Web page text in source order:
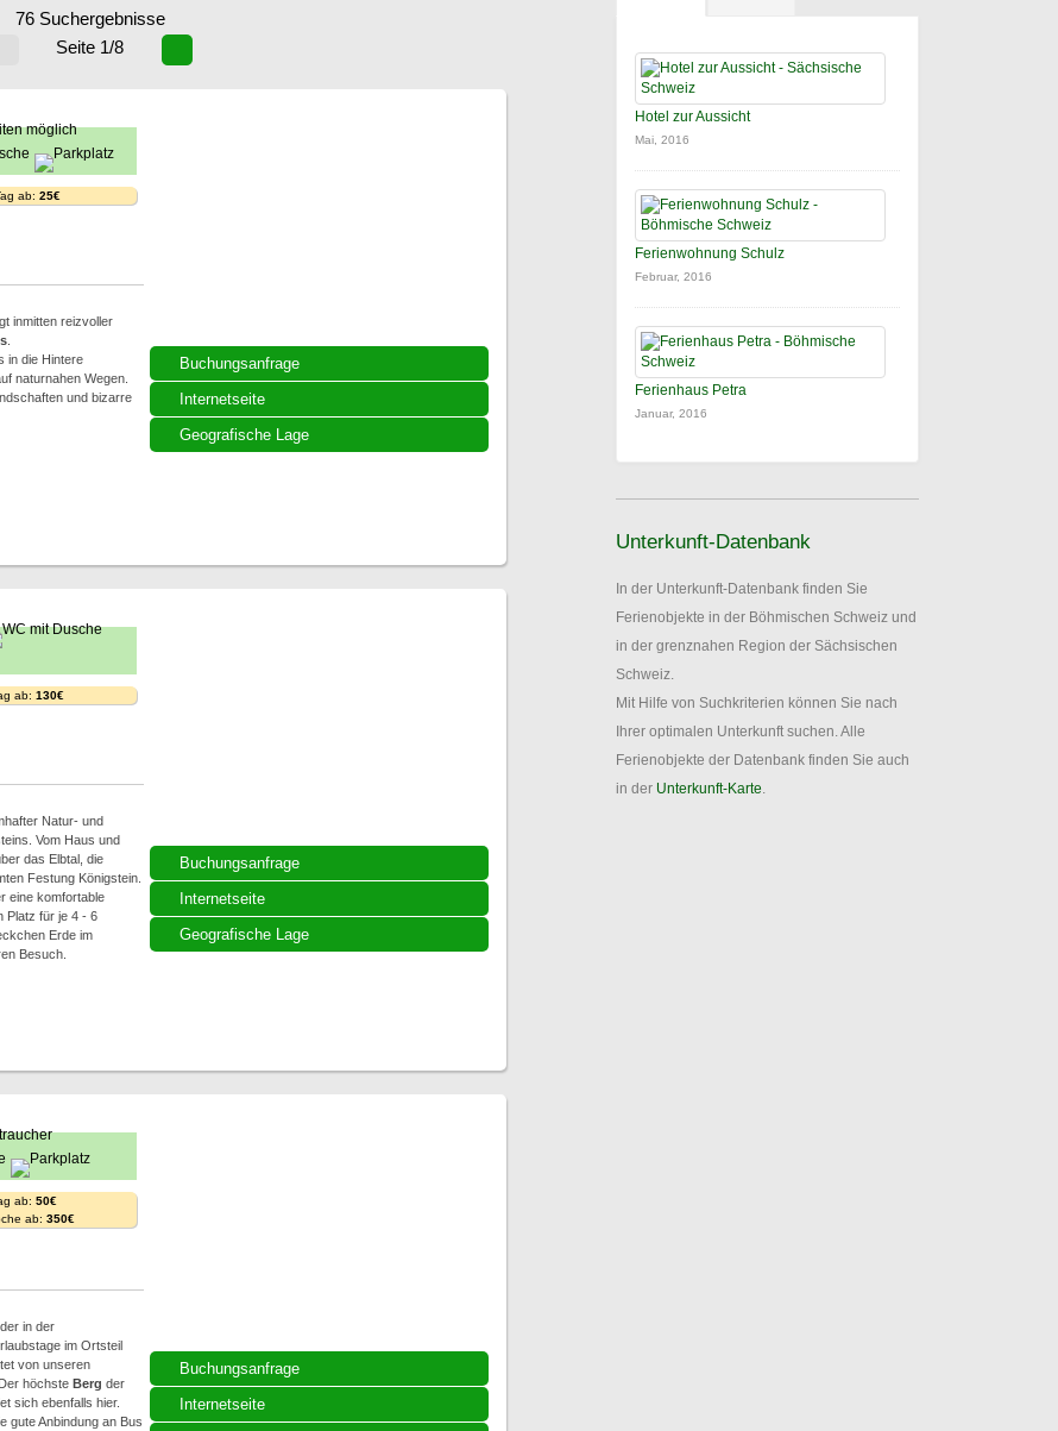
76 Suchergebnisse
Seite 1/8
Buchungsanfrage
Internetseite
Geografische Lage
ab: 25€
inmitten reizvoller
.
in die Hintere
naturnahen Wegen.
und bizarre
Buchungsanfrage
Internetseite
Geografische Lage
ab: 130€
Natur- und
Vom Haus und
das Elbtal, die
Festung Königstein.
eine komfortable
Platz für je 4 - 6
Erde im
Besuch.
Buchungsanfrage
Internetseite
ab: 50€
ab: 350€
in der
im Ortsteil
von unseren
höchste Berg der
sich ebenfalls hier.
gute Anbindung an Bus
Hotel zur Aussicht
Mai, 2016
Ferienwohnung Schulz
Februar, 2016
Ferienhaus Petra
Januar, 2016
Unterkunft-Datenbank
In der Unterkunft-Datenbank finden Sie
Ferienobjekte in der Böhmischen Schweiz und
in der grenznahen Region der Sächsischen
Schweiz.
Mit Hilfe von Suchkriterien können Sie nach
Ihrer optimalen Unterkunft suchen. Alle
Ferienobjekte der Datenbank finden Sie auch
in der Unterkunft-Karte.